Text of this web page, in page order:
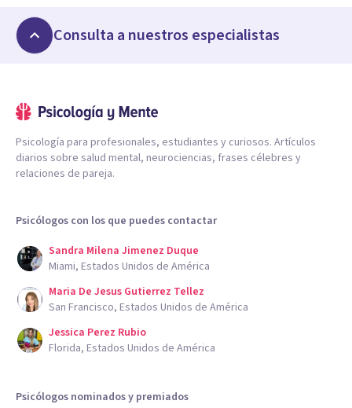
Consulta a nuestros especialistas
Psicología para profesionales, estudiantes y curiosos. Artículos
diarios sobre salud mental, neurociencias, frases célebres y
relaciones de pareja.
Psicólogos con los que puedes contactar
Sandra Milena Jimenez Duque
Miami, Estados Unidos de América
Maria De Jesus Gutierrez Tellez
San Francisco, Estados Unidos de América
Jessica Perez Rubio
Florida, Estados Unidos de América
Psicólogos nominados y premiados